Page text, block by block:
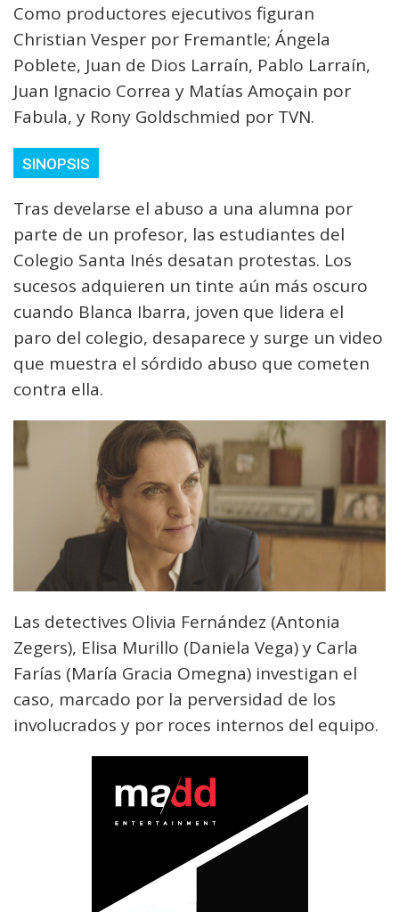
Como productores ejecutivos figuran
Christian Vesper por Fremantle; Ángela
Poblete, Juan de Dios Larraín, Pablo Larraín,
Juan Ignacio Correa y Matías Amoçain por
Fabula, y Rony Goldschmied por TVN.
SINOPSIS
Tras develarse el abuso a una alumna por
parte de un profesor, las estudiantes del
Colegio Santa Inés desatan protestas. Los
sucesos adquieren un tinte aún más oscuro
cuando Blanca Ibarra, joven que lidera el
paro del colegio, desaparece y surge un video
que muestra el sórdido abuso que cometen
contra ella.
Las detectives Olivia Fernández (Antonia
Zegers), Elisa Murillo (Daniela Vega) y Carla
Farías (María Gracia Omegna) investigan el
caso, marcado por la perversidad de los
involucrados y por roces internos del equipo.